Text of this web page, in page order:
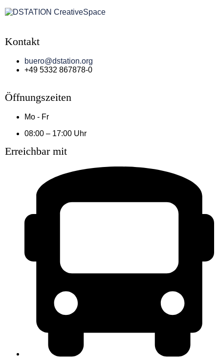
Kontakt
buero@dstation.org
+49 5332 867878-0
Öffnungszeiten
Mo - Fr
08:00 – 17:00 Uhr
Erreichbar mit